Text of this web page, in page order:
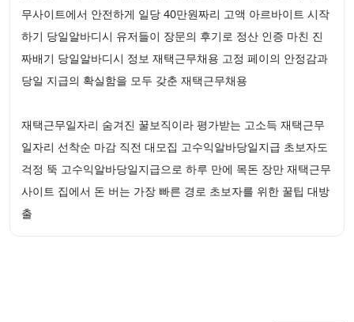
무사이트에서 안전하게 일당 40만원짜리 고액 아르바이트 시작
하기 당일알바디시 유저들이 장문의 후기로 정산 인증 마친 진
짜배기 당일알바디시 정보 재택근무채용 고정 페이의 안정감과
당일 지급의 확실함을 모두 갖춘 재택근무채용
재택근무일자리 숨겨진 꿀보직이라 평가받는 고소득 재택근무
일자리 선착순 마감 직전 대모집 고수익알바당일지급 초보자도
걱정 뚝 고수익알바당일지급으로 하루 만에 목돈 장만 재택근무
사이트 집에서 돈 버는 가장 빠른 경로 초보자를 위한 꿀팁 대방
출